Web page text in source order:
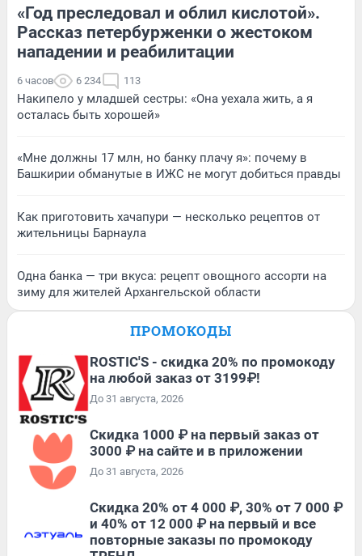
«Год преследовал и облил кислотой».
Рассказ петербурженки о жестоком
нападении и реабилитации
6 часов 6 234 113
Накипело у младшей сестры: «Она уехала жить, а я
осталась быть хорошей»
«Мне должны 17 млн, но банку плачу я»: почему в
Башкирии обманутые в ИЖС не могут добиться правды
Как приготовить хачапури — несколько рецептов от
жительницы Барнаула
Одна банка — три вкуса: рецепт овощного ассорти на
зиму для жителей Архангельской области
ПРОМОКОДЫ
ROSTIC'S - скидка 20% по промокоду
на любой заказ от 3199₽!
До 31 августа, 2026
Скидка 1000 ₽ на первый заказ от
3000 ₽ на сайте и в приложении
До 31 августа, 2026
Скидка 20% от 4 000 ₽, 30% от 7 000 ₽
и 40% от 12 000 ₽ на первый и все
повторные заказы по промокоду